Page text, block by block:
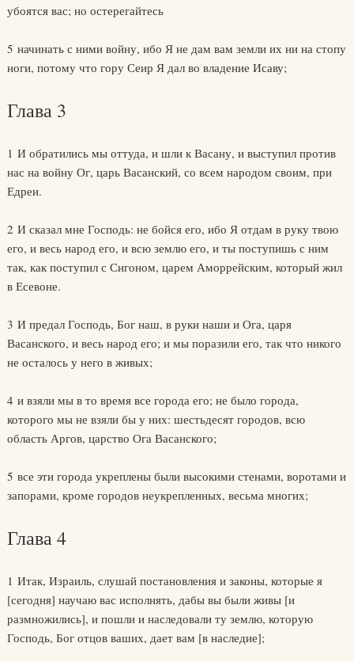
убоятся вас; но остерегайтесь
5 начинать с ними войну, ибо Я не дам вам земли их ни на стопу
ноги, потому что гору Сеир Я дал во владение Исаву;
Глава 3
1 И обратились мы оттуда, и шли к Васану, и выступил против
нас на войну Ог, царь Васанский, со всем народом своим, при
Едреи.
2 И сказал мне Господь: не бойся его, ибо Я отдам в руку твою
его, и весь народ его, и всю землю его, и ты поступишь с ним
так, как поступил с Сигоном, царем Аморрейским, который жил
в Есевоне.
3 И предал Господь, Бог наш, в руки наши и Ога, царя
Васанского, и весь народ его; и мы поразили его, так что никого
не осталось у него в живых;
4 и взяли мы в то время все города его; не было города,
которого мы не взяли бы у них: шестьдесят городов, всю
область Аргов, царство Ога Васанского;
5 все эти города укреплены были высокими стенами, воротами и
запорами, кроме городов неукрепленных, весьма многих;
Глава 4
1 Итак, Израиль, слушай постановления и законы, которые я
[сегодня] научаю вас исполнять, дабы вы были живы [и
размножились], и пошли и наследовали ту землю, которую
Господь, Бог отцов ваших, дает вам [в наследие];